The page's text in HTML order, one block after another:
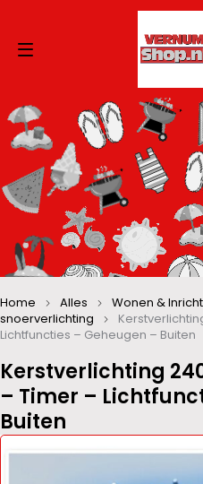
Kerstverlichting
– Timer –
Buiten
Home Alles Wonen &
snoerverlichting
Lichtfuncties – Geheugen – Buiten